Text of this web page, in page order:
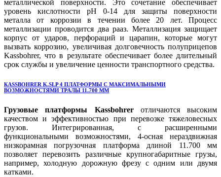
металлической поверхности. Это сочетание обеспечивает
уровень кислотности pH 0-14 для защиты поверхности
металла от коррозии в течении более 20 лет. Процесс
металлизации проводится два рааз. Металлизация защищает
корпус от ударов, перфораций и царапин, которые могут
вызвать коррозию, увеличивая долговечность полуприцепов
Kassbohrer, что в результате обеспечивает более длительный
срок службы и увеличение ценности транспортного средства.
КASSBOHRER K.SLP 4 ПЛАТФОРМЫ С МАКСИМАЛЬНЫМИ
ВОЗМОЖНОСТЯМИ ТРАЛЫ 11.700 ММ
Грузовые платформы Kassbohrerотличаются высоким
качеством и эффективностью при перевозке тяжеловесных
грузов. Интегрированная, с расширенными
функциональными возможностями, 4-осная нераздвижная
низкорамная погрузочная платформа длиной 11.700 мм
позволяет перевозить различные крупногабаритные грузы,
например, холодную дорожную фрезу с одним или двумя
катками.